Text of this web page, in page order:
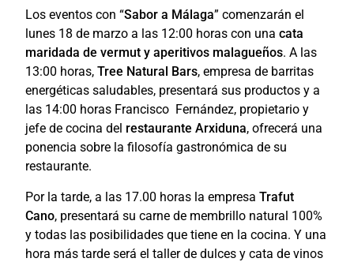
Los eventos con “Sabor a Málaga” comenzarán el
lunes 18 de marzo a las 12:00 horas con unacata
maridada de vermut y aperitivos malagueños. A las
13:00 horas,Tree Natural Bars, empresa de barritas
energéticas saludables, presentará sus productos y a
las 14:00 horas Francisco Fernández, propietario y
jefe de cocina del restaurante Arxiduna, ofrecerá una
ponencia sobre la filosofía gastronómica de su
restaurante.
Por la tarde, a las 17.00 horas la empresaTrafut
Cano, presentará su carne de membrillo natural 100%
y todas las posibilidades que tiene en la cocina. Y una
hora más tarde será el taller de dulces y cata de vinos